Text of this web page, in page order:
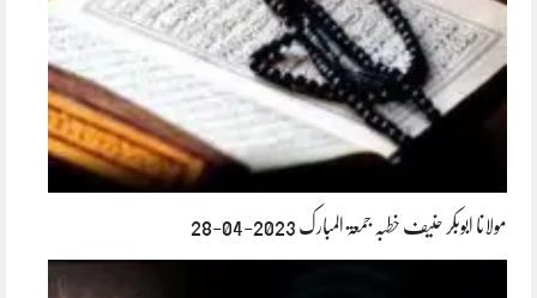
مولانا ابوبکر حنیف خطبہ جمعۃ المبارک 2023-04-28